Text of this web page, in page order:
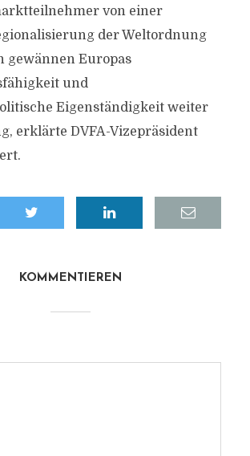
von einer
der Weltordnung
gewännen Europas
und
Eigenständigkeit weiter
erklärte DVFA-Vizepräsident
KOMMENTIEREN